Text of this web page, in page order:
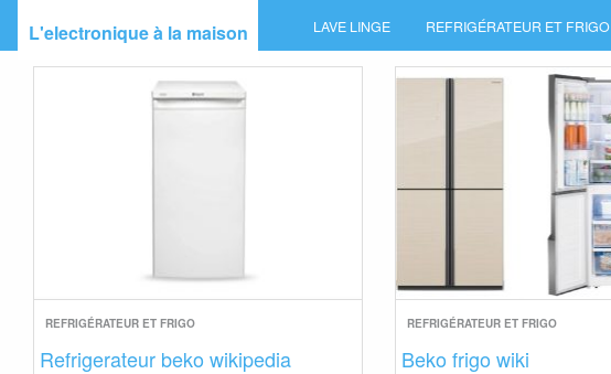
L'electronique à la maison LAVE LINGE REFRIGÉRATEUR ET FRIGO
REFRIGÉRATEUR ET FRIGO
Refrigerateur beko wikipedia
REFRIGÉRATEUR ET FRIGO
Beko frigo wiki